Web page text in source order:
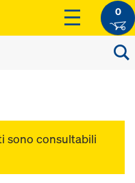
0
sono consultabili